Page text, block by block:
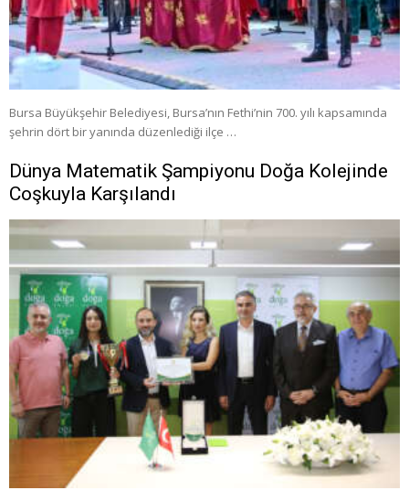
Bursa Büyükşehir Belediyesi, Bursa’nın Fethi’nin 700. yılı kapsamında
şehrin dört bir yanında düzenlediği ilçe …
Dünya Matematik Şampiyonu Doğa Kolejinde
Coşkuyla Karşılandı